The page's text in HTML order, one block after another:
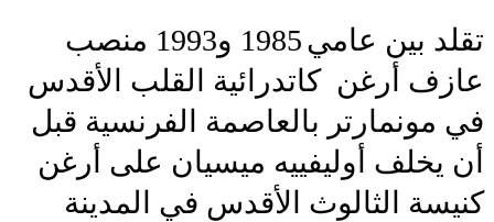
تقلد بين عامي
1985 و1993 منصب
عازف أرغن كاتدرائية القلب الأقدس
في مونمارتر بالعاصمة الفرنسية قبل
أن يخلف أوليفييه ميسيان على أرغن
كنيسة الثالوث الأقدس في المدينة